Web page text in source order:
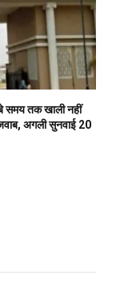
तक खाली नहीं
अगली सुनवाई 20